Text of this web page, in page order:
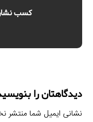
کسب نشان
دیدگاهتان را
نشانی ایمیل شما منتشر